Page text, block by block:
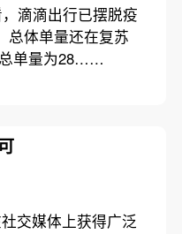
滴滴出行已摆脱疫
总体单量还在复苏
单量为28……
交媒体上获得广泛